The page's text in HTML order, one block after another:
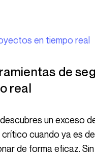
en tiempo real
real
cuando ya es
de forma eficaz. Sin